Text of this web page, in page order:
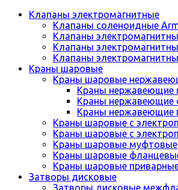
Клапаны электромагнитные
Клапаны соленоидные
Клапаны
Клапаны
Клапаны
Краны шаровые
Краны шаровые
Краны нержавеющие
Краны нержавеющие
Краны нержавеющие
Краны шаровые с
Краны шаровые с
Краны шаровые муфтовые
Краны шаровые
Краны шаровые
Затворы дисковые
Затворы дисковые